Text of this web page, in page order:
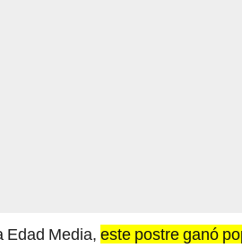
Edad Media, este postre ganó